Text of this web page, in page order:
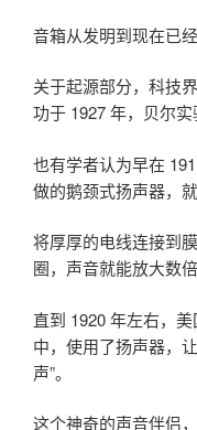
音箱从发明到现在已
关于起源部分，科技
功于 1927 年，贝尔实
也有学者认为早在
做的鹅颈式扬声器，
将厚厚的电线连接到
圈，声音就能放大数
直到 1920 年左右，
中，使用了扬声器，
声”。
这个神奇的声音伴侣